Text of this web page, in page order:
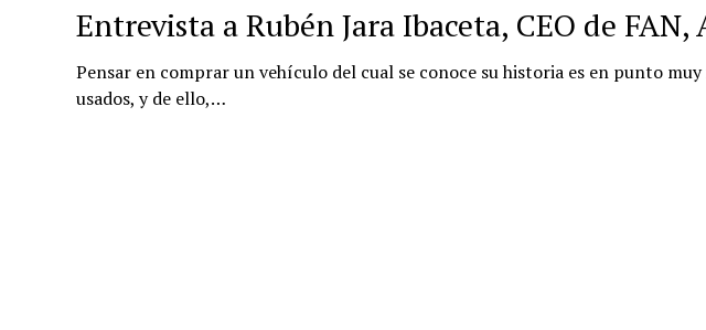
Entrevista a Rubén Jara Ibaceta, CEO de
Pensar en comprar un vehículo del cual se conoce su historia es en punto
usados, y de ello,…